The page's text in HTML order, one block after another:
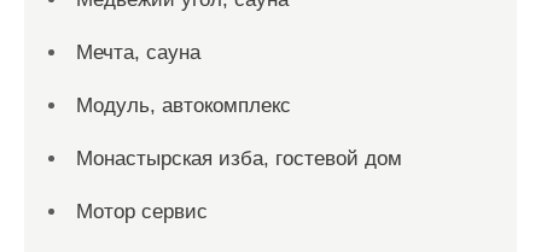
Мечта, сауна
Модуль, автокомплекс
Монастырская изба, гостевой дом
Мотор сервис